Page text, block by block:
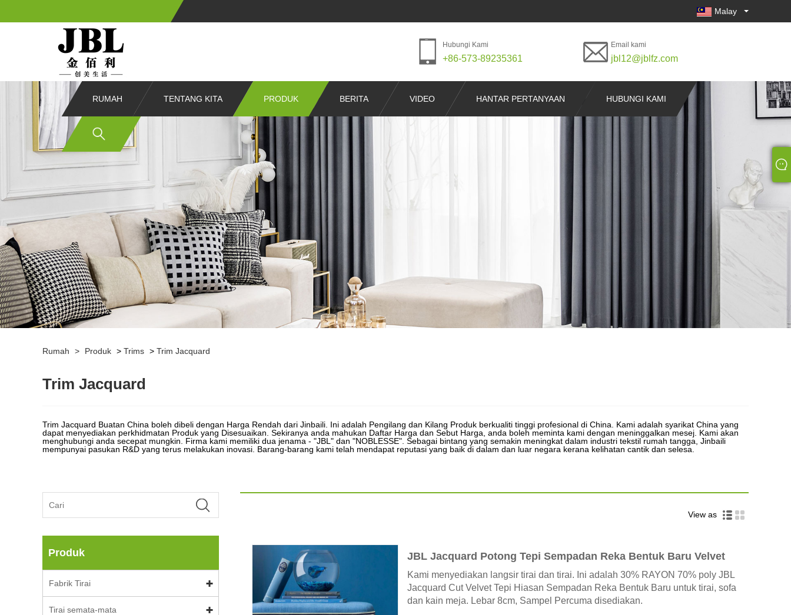
Malay
Hubungi Kami
+86-573-89235361
Email kami
jbl12@jblfz.com
RUMAH TENTANG KITA PRODUK BERITA VIDEO HANTAR PERTANYAAN HUBUNGI KAMI
Rumah > Produk > Trims > Trim Jacquard
Trim Jacquard
Trim Jacquard Buatan China boleh dibeli dengan Harga Rendah dari Jinbaili. Ini adalah Pengilang dan Kilang Produk berkualiti tinggi profesional di China. Kami adalah syarikat China yang
dapat menyediakan perkhidmatan Produk yang Disesuaikan. Sekiranya anda mahukan Daftar Harga dan Sebut Harga, anda boleh meminta kami dengan meninggalkan mesej. Kami akan
menghubungi anda secepat mungkin. Firma kami memiliki dua jenama - "JBL" dan "NOBLESSE". Sebagai bintang yang semakin meningkat dalam industri tekstil rumah tangga, Jinbaili
mempunyai pasukan R&D yang terus melakukan inovasi. Barang-barang kami telah mendapat reputasi yang baik di dalam dan luar negara kerana kelihatan cantik dan selesa.
Produk
Fabrik Tirai
Tirai semata-mata
View as
JBL Jacquard Potong Tepi Sempadan Reka Bentuk Baru Velvet
Kami menyediakan langsir tirai dan tirai. Ini adalah 30% RAYON 70% poly JBL
Jacquard Cut Velvet Tepi Hiasan Sempadan Reka Bentuk Baru untuk tirai, sofa
dan kain meja. Lebar 8cm, Sampel Percuma disediakan.